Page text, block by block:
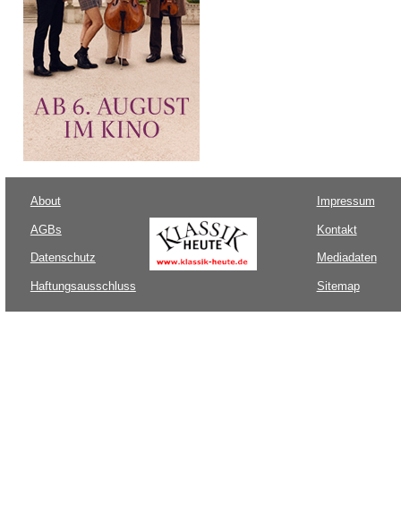
About
AGBs
Datenschutz
Haftungsausschluss
Impressum
Kontakt
Mediadaten
Sitemap